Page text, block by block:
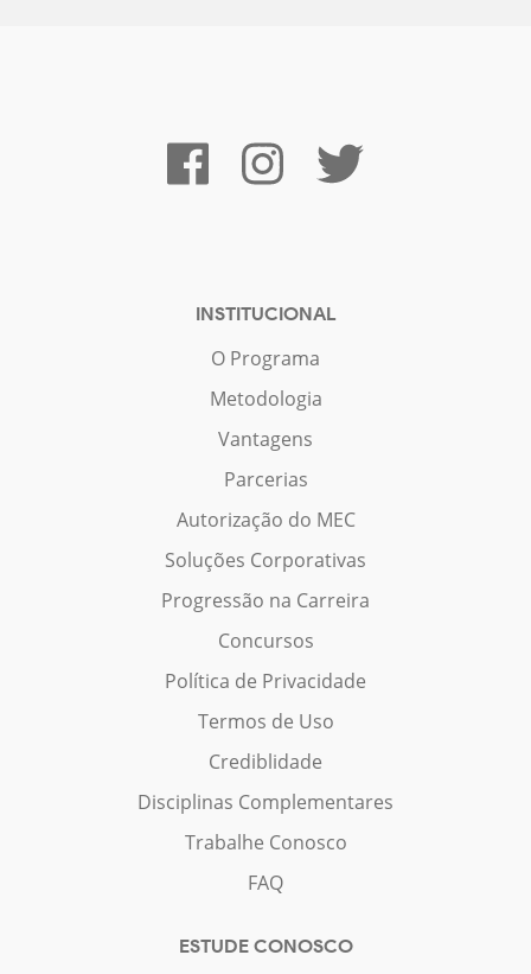
INSTITUCIONAL
O Programa
Metodologia
Vantagens
Parcerias
Autorização do MEC
Soluções Corporativas
Progressão na Carreira
Concursos
Política de Privacidade
Termos de Uso
Crediblidade
Disciplinas Complementares
Trabalhe Conosco
FAQ
ESTUDE CONOSCO